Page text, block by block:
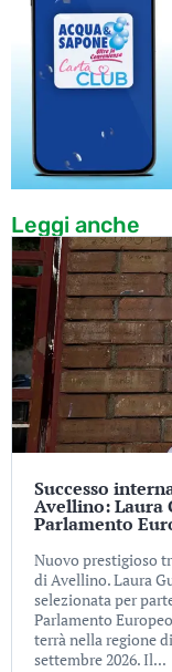
Leggi anche
Successo
Avellino: Laura
Parlamento
Nuovo prestigioso
di Avellino. Laura
selezionata per
Parlamento
terrà nella regione
settembre 2026. Il...